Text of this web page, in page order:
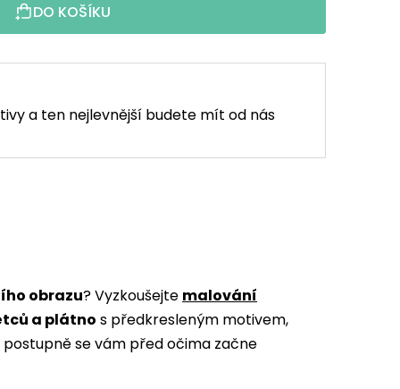
DO KOŠÍKU
a ten nejlevnější budete mít od nás
obrazu? Vyzkoušejte malování
a plátno s předkresleným motivem,
se vám před očima začne